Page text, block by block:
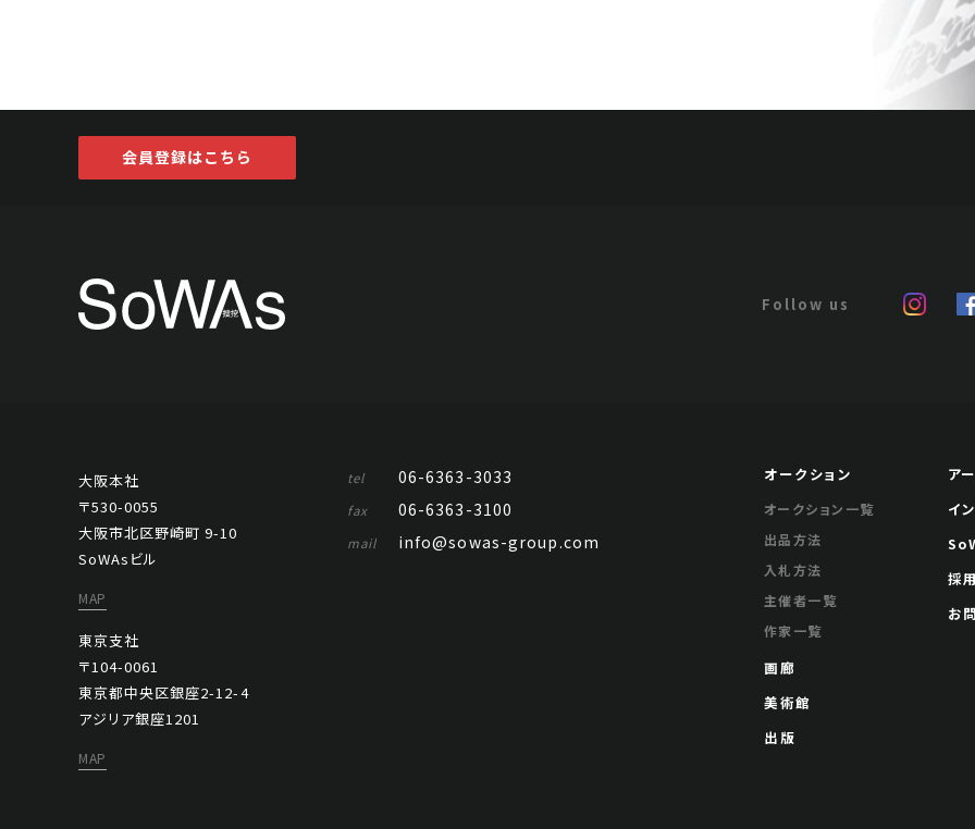
会員登録はこちら
大阪本社
〒530-0055
大阪市北区野崎町 9-10
SoWAsビル
MAP
東京支社
〒104-0061
東京都中央区銀座2-12-4
アジリア銀座1201
MAP
tel 06-6363-3033
fax 06-6363-3100
mail info@sowas-group.com
オークション
オークション一覧
出品方法
入札方法
主催者一覧
作家一覧
画廊
美術館
出版
ア
イ
採
お